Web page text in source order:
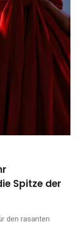
Spitze der
den rasanten